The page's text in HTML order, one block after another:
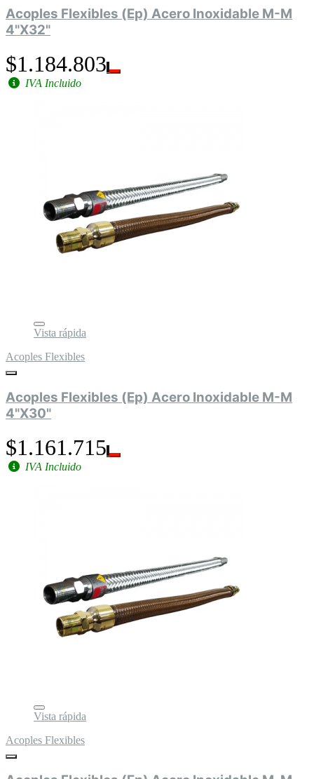
Acoples Flexibles (Ep) Acero Inoxidable M-M
4"X32"
$1.184.803
IVA Incluido
Vista rápida
Acoples Flexibles
Acoples Flexibles (Ep) Acero Inoxidable M-M
4"X30"
$1.161.715
IVA Incluido
Vista rápida
Acoples Flexibles